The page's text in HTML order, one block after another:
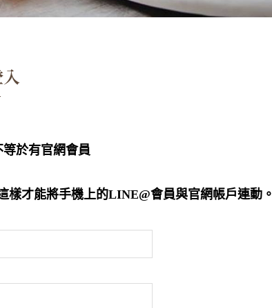
於有官網會員
才能將手機上的LINE@會員與官網帳戶連動。